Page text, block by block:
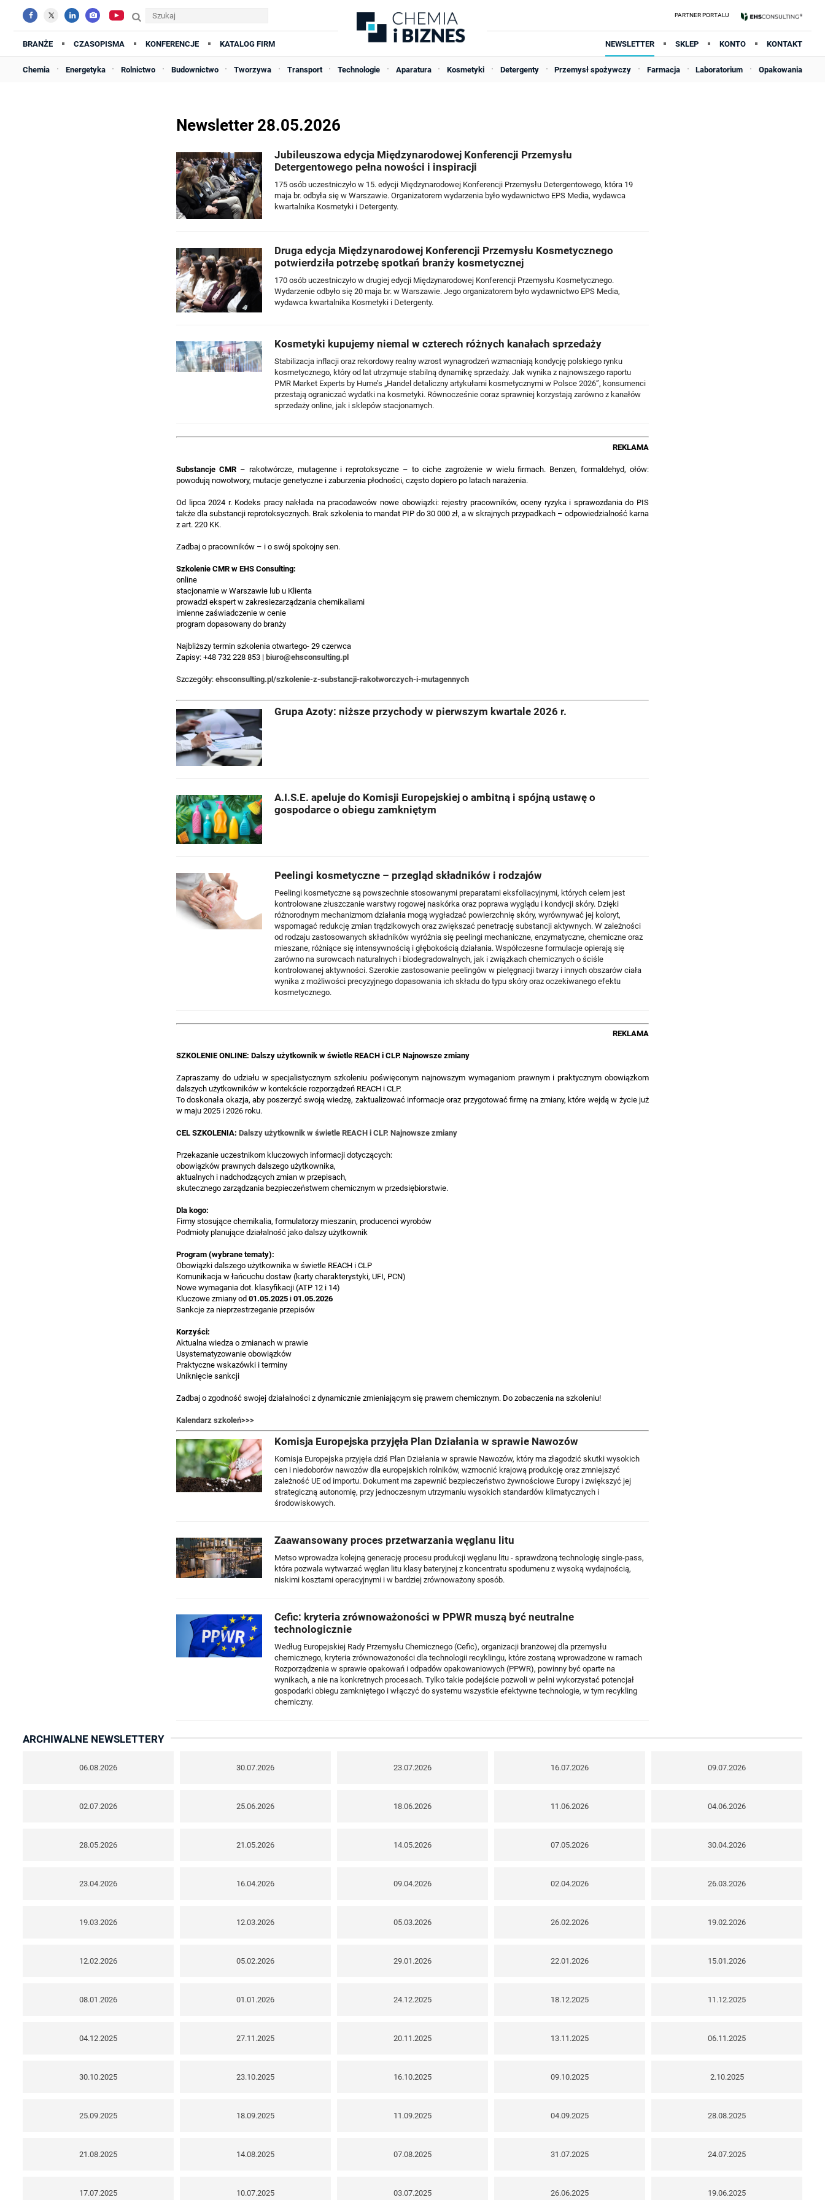
BRANŻE CZASOPISMA KONFERENCJE KATALOG FIRM NEWSLETTER SKLEP KONTO KONTAKT
Chemia Energetyka Rolnictwo Budownictwo Tworzywa Transport Technologie Aparatura Kosmetyki Detergenty Przemysł spożywczy Farmacja Laboratorium Opakowania
Newsletter 28.05.2026
Jubileuszowa edycja Międzynarodowej Konferencji Przemysłu
Detergentowego pełna nowości i inspiracji
175 osób uczestniczyło w 15. edycji Międzynarodowej Konferencji Przemysłu Detergentowego, która 19
maja br. odbyła się w Warszawie. Organizatorem wydarzenia było wydawnictwo EPS Media, wydawca
kwartalnika Kosmetyki i Detergenty.
Druga edycja Międzynarodowej Konferencji Przemysłu Kosmetycznego
potwierdziła potrzebę spotkań branży kosmetycznej
170 osób uczestniczyło w drugiej edycji Międzynarodowej Konferencji Przemysłu Kosmetycznego.
Wydarzenie odbyło się 20 maja br. w Warszawie. Jego organizatorem było wydawnictwo EPS Media,
wydawca kwartalnika Kosmetyki i Detergenty.
Kosmetyki kupujemy niemal w czterech różnych kanałach sprzedaży
Stabilizacja inflacji oraz rekordowy realny wzrost wynagrodzeń wzmacniają kondycję polskiego rynku
kosmetycznego, który od lat utrzymuje stabilną dynamikę sprzedaży. Jak wynika z najnowszego raportu
PMR Market Experts by Hume’s „Handel detaliczny artykułami kosmetycznymi w Polsce 2026”, konsumenci
przestają ograniczać wydatki na kosmetyki. Równocześnie coraz sprawniej korzystają zarówno z kanałów
sprzedaży online, jak i sklepów stacjonarnych.
REKLAMA
Substancje CMR– rakotwórcze, mutagenne i reprotoksyczne – to ciche zagrożenie w wielu firmach. Benzen, formaldehyd, ołów:
powodują nowotwory, mutacje genetyczne i zaburzenia płodności, często dopiero po latach narażenia.
Od lipca 2024 r. Kodeks pracy nakłada na pracodawców nowe obowiązki: rejestry pracowników, oceny ryzyka i sprawozdania do PIS
także dla substancji reprotoksycznych. Brak szkolenia to mandat PIP do 30 000 zł, a w skrajnych przypadkach – odpowiedzialność karna
z art. 220 KK.
Zadbaj o pracowników – i o swój spokojny sen.
Szkolenie CMR w EHS Consulting:
online
stacjonarnie w Warszawie lub u Klienta
prowadzi ekspert w zakresiezarządzania chemikaliami
imienne zaświadczenie w cenie
program dopasowany do branży
Najbliższy termin szkolenia otwartego- 29 czerwca
Zapisy: +48 732 228 853 | biuro@ehsconsulting.pl
Szczegóły: ehsconsulting.pl/szkolenie-z-substancji-rakotworczych-i-mutagennych
Grupa Azoty: niższe przychody w pierwszym kwartale 2026 r.
A.I.S.E. apeluje do Komisji Europejskiej o ambitną i spójną ustawę o
gospodarce o obiegu zamkniętym
Peelingi kosmetyczne – przegląd składników i rodzajów
Peelingi kosmetyczne są powszechnie stosowanymi preparatami eksfoliacyjnymi, których celem jest
kontrolowane złuszczanie warstwy rogowej naskórka oraz poprawa wyglądu i kondycji skóry. Dzięki
różnorodnym mechanizmom działania mogą wygładzać powierzchnię skóry, wyrównywać jej koloryt,
wspomagać redukcję zmian trądzikowych oraz zwiększać penetrację substancji aktywnych. W zależności
od rodzaju zastosowanych składników wyróżnia się peelingi mechaniczne, enzymatyczne, chemiczne oraz
mieszane, różniące się intensywnością i głębokością działania. Współczesne formulacje opierają się
zarówno na surowcach naturalnych i biodegradowalnych, jak i związkach chemicznych o ściśle
kontrolowanej aktywności. Szerokie zastosowanie peelingów w pielęgnacji twarzy i innych obszarów ciała
wynika z możliwości precyzyjnego dopasowania ich składu do typu skóry oraz oczekiwanego efektu
kosmetycznego.
REKLAMA
SZKOLENIE ONLINE: Dalszy użytkownik w świetle REACH i CLP. Najnowsze zmiany
Zapraszamy do udziału w specjalistycznym szkoleniu poświęconym najnowszym wymaganiom prawnym i praktycznym obowiązkom
dalszych użytkowników w kontekście rozporządzeń REACH i CLP.
To doskonała okazja, aby poszerzyć swoją wiedzę, zaktualizować informacje oraz przygotować firmę na zmiany, które wejdą w życie już
w maju 2025 i 2026 roku.
CEL SZKOLENIA: Dalszy użytkownik w świetle REACH i CLP. Najnowsze zmiany
Przekazanie uczestnikom kluczowych informacji dotyczących:
obowiązków prawnych dalszego użytkownika,
aktualnych i nadchodzących zmian w przepisach,
skutecznego zarządzania bezpieczeństwem chemicznym w przedsiębiorstwie.
Dla kogo:
Firmy stosujące chemikalia, formulatorzy mieszanin, producenci wyrobów
Podmioty planujące działalność jako dalszy użytkownik
Program (wybrane tematy):
Obowiązki dalszego użytkownika w świetle REACH i CLP
Komunikacja w łańcuchu dostaw (karty charakterystyki, UFI, PCN)
Nowe wymagania dot. klasyfikacji (ATP 12 i 14)
Kluczowe zmiany od 01.05.2025 i 01.05.2026
Sankcje za nieprzestrzeganie przepisów
Korzyści:
Aktualna wiedza o zmianach w prawie
Usystematyzowanie obowiązków
Praktyczne wskazówki i terminy
Uniknięcie sankcji
Zadbaj o zgodność swojej działalności z dynamicznie zmieniającym się prawem chemicznym. Do zobaczenia na szkoleniu!
Kalendarz szkoleń>>>
Komisja Europejska przyjęła Plan Działania w sprawie Nawozów
Komisja Europejska przyjęła dziś Plan Działania w sprawie Nawozów, który ma złagodzić skutki wysokich
cen i niedoborów nawozów dla europejskich rolników, wzmocnić krajową produkcję oraz zmniejszyć
zależność UE od importu. Dokument ma zapewnić bezpieczeństwo żywnościowe Europy i zwiększyć jej
strategiczną autonomię, przy jednoczesnym utrzymaniu wysokich standardów klimatycznych i
środowiskowych.
Zaawansowany proces przetwarzania węglanu litu
Metso wprowadza kolejną generację procesu produkcji węglanu litu - sprawdzoną technologię single-pass,
która pozwala wytwarzać węglan litu klasy bateryjnej z koncentratu spodumenu z wysoką wydajnością,
niskimi kosztami operacyjnymi i w bardziej zrównoważony sposób.
Cefic: kryteria zrównoważoności w PPWR muszą być neutralne
technologicznie
Według Europejskiej Rady Przemysłu Chemicznego (Cefic), organizacji branżowej dla przemysłu
chemicznego, kryteria zrównoważoności dla technologii recyklingu, które zostaną wprowadzone w ramach
Rozporządzenia w sprawie opakowań i odpadów opakowaniowych (PPWR), powinny być oparte na
wynikach, a nie na konkretnych procesach. Tylko takie podejście pozwoli w pełni wykorzystać potencjał
gospodarki obiegu zamkniętego i włączyć do systemu wszystkie efektywne technologie, w tym recykling
chemiczny.
ARCHIWALNE NEWSLETTERY
06.08.2026 30.07.2026 23.07.2026 16.07.2026 09.07.2026
02.07.2026 25.06.2026 18.06.2026 11.06.2026 04.06.2026
28.05.2026 21.05.2026 14.05.2026 07.05.2026 30.04.2026
23.04.2026 16.04.2026 09.04.2026 02.04.2026 26.03.2026
19.03.2026 12.03.2026 05.03.2026 26.02.2026 19.02.2026
12.02.2026 05.02.2026 29.01.2026 22.01.2026 15.01.2026
08.01.2026 01.01.2026 24.12.2025 18.12.2025 11.12.2025
04.12.2025 27.11.2025 20.11.2025 13.11.2025 06.11.2025
30.10.2025 23.10.2025 16.10.2025 09.10.2025 2.10.2025
25.09.2025 18.09.2025 11.09.2025 04.09.2025 28.08.2025
21.08.2025 14.08.2025 07.08.2025 31.07.2025 24.07.2025
17.07.2025 10.07.2025 03.07.2025 26.06.2025 19.06.2025